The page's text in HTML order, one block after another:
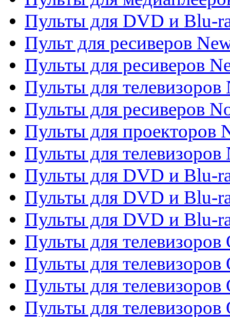
Пульты для DVD и Blu-
Пульт для ресиверов
Пульты для ресиверов
Пульты для телевизоров
Пульты для ресиверов
Пульты для проекторов
Пульты для телевизоров
Пульты для DVD и Blu-
Пульты для DVD и Blu-
Пульты для DVD и Blu-
Пульты для телевизоров
Пульты для телевизоров
Пульты для телевизоров
Пульты для телевизоров